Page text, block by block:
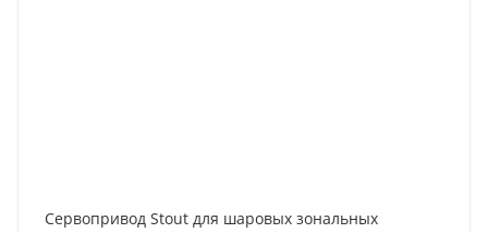
Сервопривод Stout для шаровых зональных